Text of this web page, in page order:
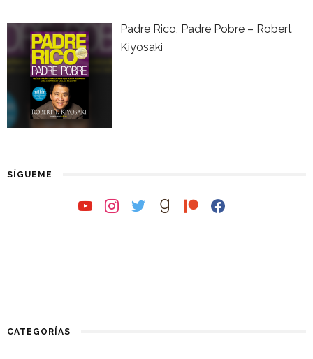
Padre Rico, Padre Pobre – Robert
Kiyosaki
SÍGUEME
youtubeinstagramtwittergoodreads
patreonfacebook
CATEGORÍAS